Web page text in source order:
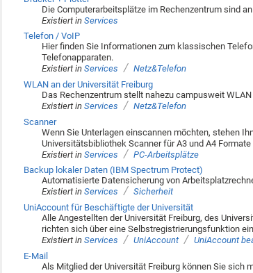
Die Computerarbeitsplätze im Rechenzentrum sind
Existiert in Services
Telefon / VoIP
Hier finden Sie Informationen zum klassischen
Telefonapparaten.
Existiert in Services / Netz&Telefon
WLAN an der Universität Freiburg
Das Rechenzentrum stellt nahezu campusweit
Existiert in Services / Netz&Telefon
Scanner
Wenn Sie Unterlagen einscannen möchten, stehen
Universitätsbibliothek Scanner für A3 und A4 Formate
Existiert in Services / PC-Arbeitsplätze
Backup lokaler Daten (IBM Spectrum Protect)
Automatisierte Datensicherung von
Existiert in Services / Sicherheit
UniAccount für Beschäftigte der Universität
Alle Angestellten der Universität Freiburg, des
richten sich über eine Selbstregistrierungsfunktion
Existiert in Services / UniAccount / UniAccount
E-Mail
Als Mitglied der Universität Freiburg können Sie sich